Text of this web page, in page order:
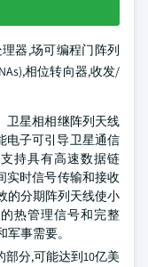
器,场可编程门阵列
相位转向器,收发/
卫星相相继阵列天线
电子可引导卫星通信
持具有高速数据链
实时信号传输和接收
的分期阵列天线使小
热管理信号和完整
事需要。
分,可能达到10亿美